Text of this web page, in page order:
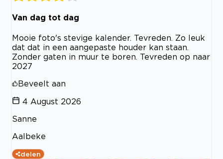
Van dag tot dag
Mooie foto's stevige kalender. Tevreden. Zo leuk
dat dat in een aangepaste houder kan staan.
Zonder gaten in muur te boren. Tevreden op naar
2027
Beveelt aan
4 August 2026
Sanne
Aalbeke
delen